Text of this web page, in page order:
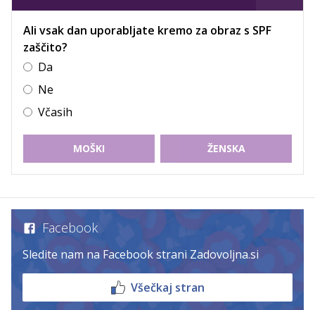
Ali vsak dan uporabljate kremo za obraz s SPF
zaščito?
Da
Ne
Včasih
MOŠKI ŽENSKA
Facebook
Sledite nam na Facebook strani Zadovoljna.si
Všečkaj stran